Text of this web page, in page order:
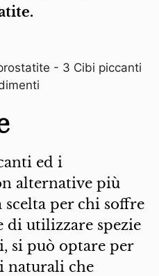
ed i
alternative più
scelta per chi soffre
di utilizzare spezie
si può optare per
naturali che